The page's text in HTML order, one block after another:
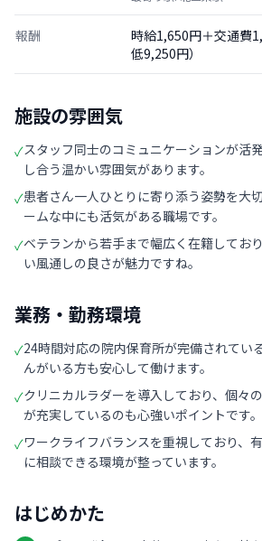
報酬
時給1,650円＋交通費
低9,250円）
施設の雰囲気
✓スタッフ同士のコミュニケーションが活
し合う温かい雰囲気があります。
✓患者さん一人ひとりに寄り添う姿勢を大
ームな中にも活気がある職場です。
✓ベテランから若手まで幅広く在籍してお
い風通しの良さが魅力ですね。
業務・勤務環境
✓24時間対応の院内保育所が完備されてい
んがいる方も安心して働けます。
✓クリニカルラダーを導入しており、個々
が充実しているのも心強いポイントです。
✓ワークライフバランスを重視しており、
に相談できる環境が整っています。
はじめかた